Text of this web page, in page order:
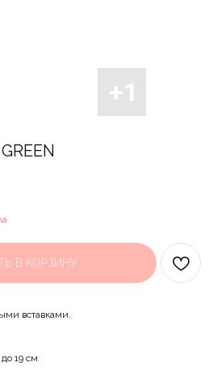
В КОРЗИНУ
вставками.
19 см